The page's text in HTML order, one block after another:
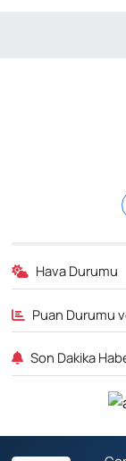
Hava Durumu
Puan Durumu
Son Dakika